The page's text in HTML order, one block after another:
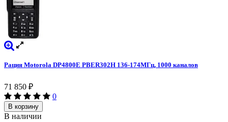
Рация Motorola DP4800E PBER302H 136-174МГц, 1000 каналов
71 850 ₽
0
В корзину
В наличии